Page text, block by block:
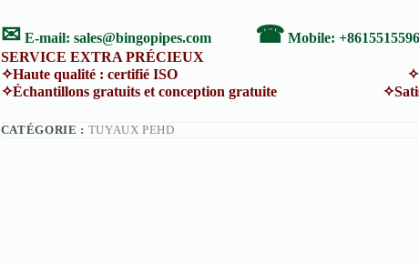
✉E-mail: sales@bingopipes.com ☎ Mobile:
SERVICE EXTRA PRÉCIEUX
✧Haute qualité : certifié ISO ✧Service
✧Échantillons gratuits et conception gratuite
CATÉGORIE : TUYAUX PEHD